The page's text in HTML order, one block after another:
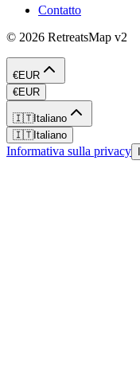
Contatto
© 2026 RetreatsMap v2
€EUR
€EUR
🇮🇹Italiano
🇮🇹Italiano
Informativa sulla privacy